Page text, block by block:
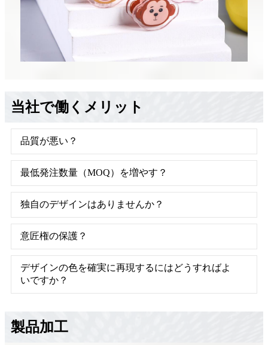
当社で働くメリット
品質が悪い？
最低発注数量（MOQ）を増やす？
独自のデザインはありませんか？
意匠権の保護？
デザインの色を確実に再現するにはどうすればよ
いですか？
製品加工